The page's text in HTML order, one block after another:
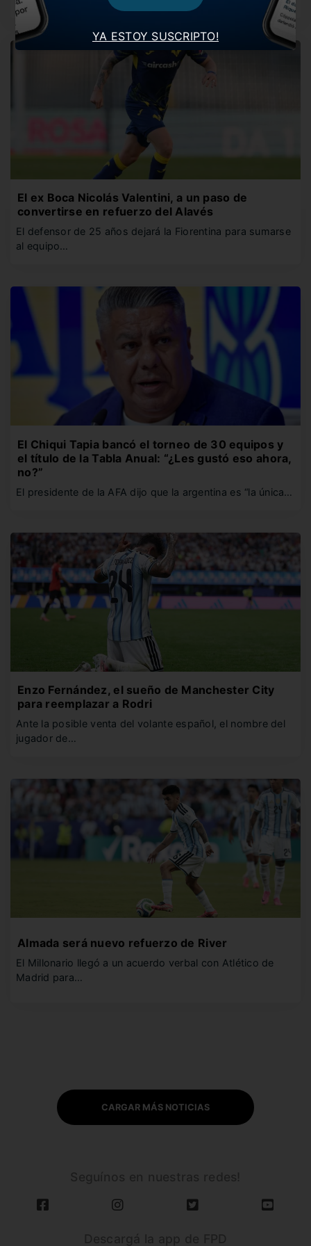
El ex Boca Nicolás Valentini, a un paso de
convertirse en refuerzo del Alavés
El defensor de 25 años dejará la Fiorentina para sumarse
al equipo…
El Chiqui Tapia bancó el torneo de 30 equipos y
el título de la Tabla Anual: “¿Les gustó eso ahora,
no?”
El presidente de la AFA dijo que la argentina es “la única…
Enzo Fernández, el sueño de Manchester City
para reemplazar a Rodri
Ante la posible venta del volante español, el nombre del
jugador de…
Almada será nuevo refuerzo de River
El Millonario llegó a un acuerdo verbal con Atlético de
Madrid para…
CARGAR MÁS NOTICIAS
YA ESTOY SUSCRIPTO!